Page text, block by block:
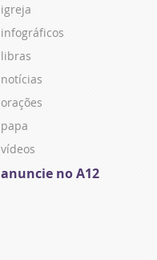
igreja
infográficos
libras
notícias
orações
papa
vídeos
anuncie no A12